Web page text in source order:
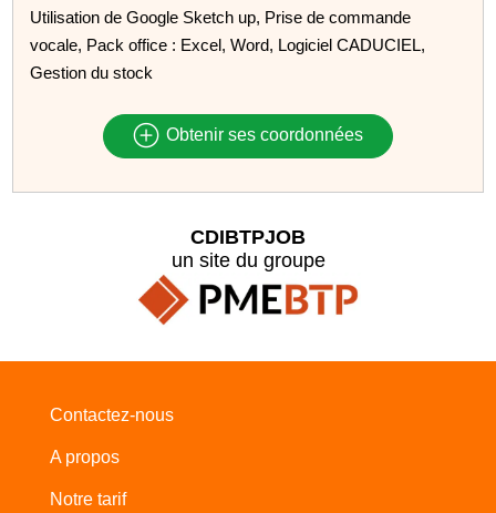
Utilisation de Google Sketch up, Prise de commande
vocale, Pack office : Excel, Word, Logiciel CADUCIEL,
Gestion du stock
Obtenir ses coordonnées
CDIBTPJOB
un site du groupe
Contactez-nous
A propos
Notre tarif